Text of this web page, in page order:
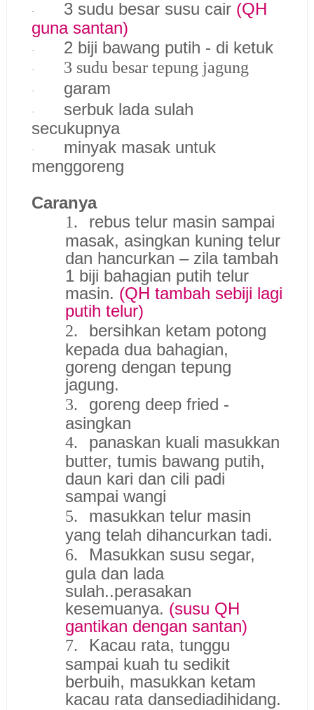
· 3 sudu besar susu cair (QH
guna santan)
· 2 biji bawang putih - di ketuk
· 3 sudu besar tepung jagung
· garam
·
serbuk lada sulah
secukupnya
·
minyak masak untuk
menggoreng
Caranya
1.
rebus telur masin sampai
masak, asingkan kuning telur
dan hancurkan – zila tambah
1 biji bahagian putih telur
masin. (QH tambah sebiji lagi
putih telur)
2.
bersihkan ketam potong
kepada dua bahagian,
goreng dengan tepung
jagung.
3.
goreng deep fried -
asingkan
4.
panaskan kuali masukkan
butter, tumis bawang putih,
daun kari dan cili padi
sampai wangi
5.
masukkan telur masin
yang telah dihancurkan tadi.
6.
Masukkan susu segar,
gula dan lada
sulah..perasakan
kesemuanya. (susu QH
gantikan dengan santan)
7.
Kacau rata, tunggu
sampai kuah tu sedikit
berbuih, masukkan ketam
kacau rata dansediadihidang.